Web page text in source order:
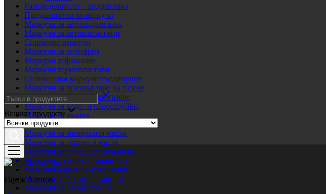
Разпределители – хидравлика
Предпазители за маркучи
Маркучи за автохидравлика
Маркучи за автоклиматици
Спирачни маркучи
Маркучи за антифриз
Маркучи тефлонови
Маркучи термопластови
Силиконови маркучи/съединения
Маркучи за прехвърляне на газове
Маркучи за технически газове
Маркучи за водо- и пароструйки
Маркучи за въздух
Маркучи за вода
Маркучи за минерални масла
Маркучи за горива и масла
Маркучи за пара и гореща вода
Маркучи – селско стопанство
Маркучи абразиво-устойчиви
Маркучи за бензиностанции
Маркучи за бетон-помпи
Всички продукти
Гараж Асенов